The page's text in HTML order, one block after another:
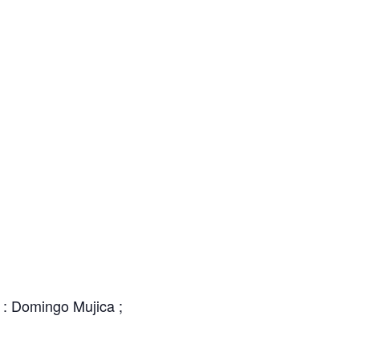
: Domingo Mujica ;